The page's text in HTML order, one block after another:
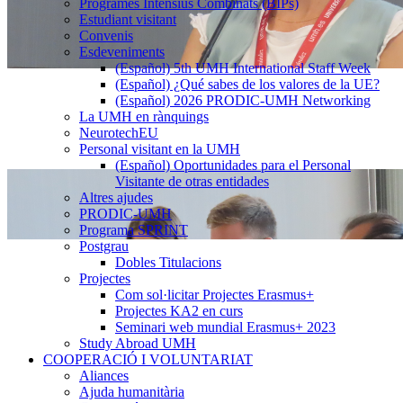
Programes Intensius Combinats (BIPs)
Estudiant visitant
Convenis
Esdeveniments
Esdeveniments
(Español) 5th UMH International Staff Week
(Español) ¿Qué sabes de los valores de la UE?
(Español) 2026 PRODIC-UMH Networking
La UMH en rànquings
NeurotechEU
Personal visitant en la UMH
Personal
visitant
en
la
UMH
(Español) Oportunidades para el Personal
Visitante de otras entidades
Altres ajudes
PRODIC-UMH
Programa SPRINT
Postgrau
PostgrauDobles Titulacions
Projectes
ProjectesCom sol·licitar Projectes Erasmus+
Projectes KA2 en curs
Seminari web mundial Erasmus+ 2023
Study Abroad UMH
COOPERACIÓ I VOLUNTARIAT
COOPERACIÓ
Aliances
Ajuda humanitària